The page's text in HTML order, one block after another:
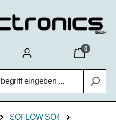
0
SOFLOW SO4